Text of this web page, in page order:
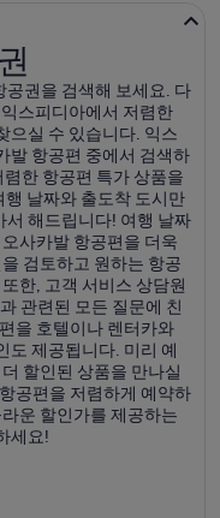
권을 검색해 보세요. 다
스피디아에서 저렴한
으실 수 있습니다. 익스
발 항공편 중에서 검색하
한 항공편 특가 상품을
날짜와 출도착 도시만
해드립니다! 여행 날짜
사카발 항공편을 더욱
검토하고 원하는 항공
한, 고객 서비스 상담원
관련된 모든 질문에 친
을 호텔이나 렌터카와
도 제공됩니다. 미리 예
할인된 상품을 만나실
공편을 저렴하게 예약하
운 할인가를 제공하는
세요!